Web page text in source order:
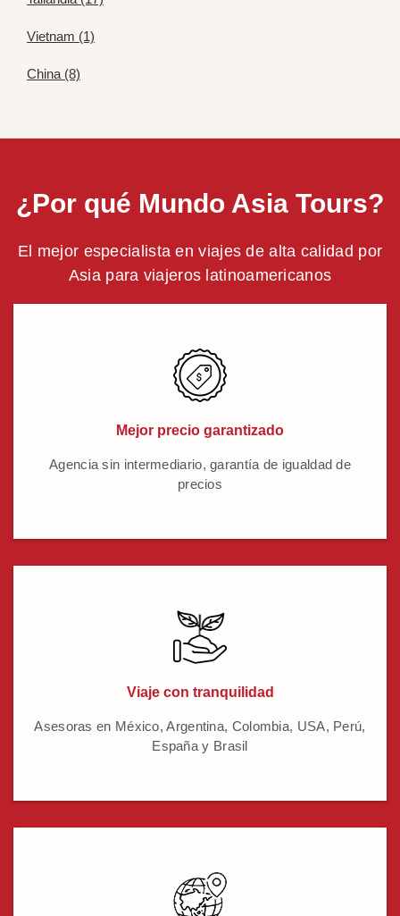
Vietnam (1)
China (8)
¿Por qué Mundo Asia Tours?
El mejor especialista en viajes de alta calidad por
Asia para viajeros latinoamericanos
Mejor precio garantizado
Agencia sin intermediario, garantía de igualdad de
precios
Viaje con tranquilidad
Asesoras en México, Argentina, Colombia, USA, Perú,
España y Brasil